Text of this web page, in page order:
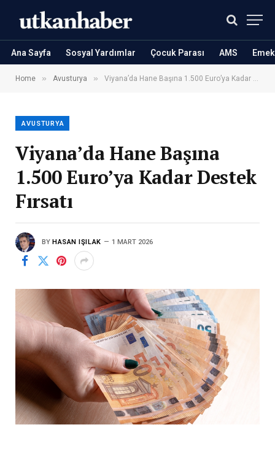
Ana Sayfa Sosyal Yardımlar Çocuk Parası AMS
Home » Avusturya » Viyana’da Hane Başına 1.500 Euro’ya Kadar Destek Fırsatı
AVUSTURYA
Viyana’da Hane Başına
1.500 Euro’ya Kadar Destek
Fırsatı
BY HASAN IŞILAK 1 MART 2026